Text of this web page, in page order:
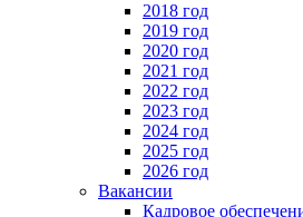
2018 год
2019 год
2020 год
2021 год
2022 год
2023 год
2024 год
2025 год
2026 год
Вакансии
Кадровое